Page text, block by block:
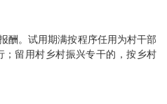
。试用期满按程序任用为村干部
留用村乡村振兴专干的，按乡村